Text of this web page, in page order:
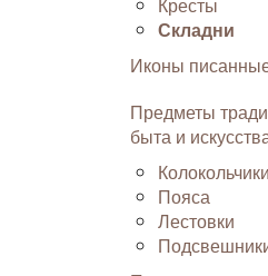
Складни
Иконы
Предметы
быта и
Колокольчики
Пояса
Лестовки